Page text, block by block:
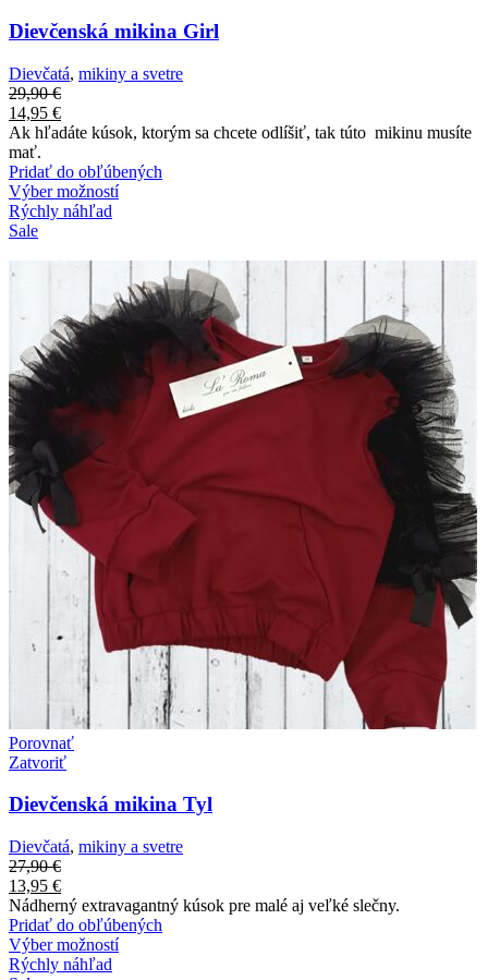
Dievčenská mikina Girl
Dievčatá, mikiny a svetre
29,90€
14,95 €
Ak hľadáte kúsok, ktorým sa chcete odlíšiť, tak túto mikinu musíte
mať.
Pridať do obľúbených
Výber možností
Rýchly náhľad
Sale
Porovnať
Zatvoriť
Dievčenská mikina Tyl
Dievčatá, mikiny a svetre
27,90€
13,95 €
Nádherný extravagantný kúsok pre malé aj veľké slečny.
Pridať do obľúbených
Výber možností
Rýchly náhľad